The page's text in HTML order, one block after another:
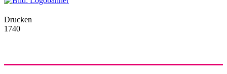
Drucken
1740